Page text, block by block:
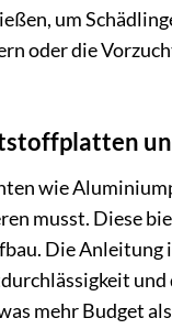
um
oder die
wie
musst. Diese
Die
und
mehr Budget